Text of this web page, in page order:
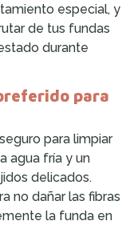
especial, y
de tus fundas
durante
para
para limpiar
agua fría y un
delicados.
no dañar las fibras
la funda en